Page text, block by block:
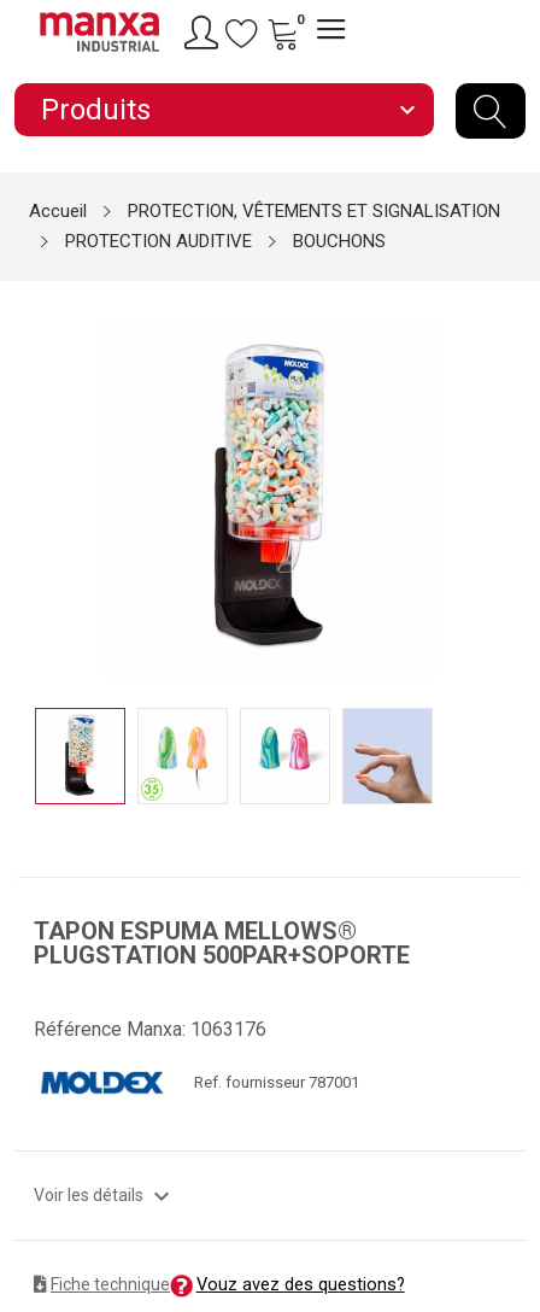
0
Produits expand_more
Accueil
PROTECTION, VÊTEMENTS ET SIGNALISATION
PROTECTION AUDITIVE
BOUCHONS
TAPON ESPUMA MELLOWS®
PLUGSTATION 500PAR+SOPORTE
Référence Manxa: 1063176
Ref. fournisseur 787001
Voir les détails expand_more
Fiche technique Vouz avez des questions?